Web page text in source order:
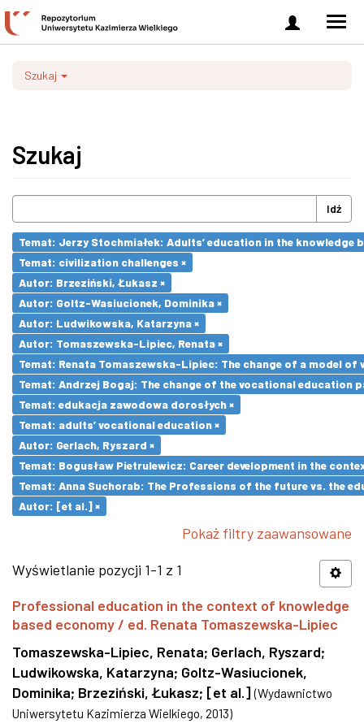
Zaloguj
się
Szukaj
Szukaj
Idź
Temat: Jerzy Stochmiałek: Adults’ education in the knowledge
Temat: civilization challenges ×
Autor: Brzeziński, Łukasz ×
Autor: Goltz-Wasiucionek, Dominika ×
Autor: Ludwikowska, Katarzyna ×
Autor: Tomaszewska-Lipiec, Renata ×
Temat: Renata Tomaszewska-Lipiec: The change of a model
Temat: Andrzej Bogaj: The change of the vocational education
Temat: edukacja zawodowa dorosłych ×
Temat: adults’ vocational education ×
Autor: Gerlach, Ryszard ×
Temat: Bogusław Pietrulewicz: Career development in the
Temat: Anna Suchorab: The Professions of the future vs. the
Autor: [et al.] ×
Pokaż filtry zaawansowane
Wyświetlanie pozycji 1-1 z 1
Professional education in the context of knowledge
based economy / ed. Renata Tomaszewska-Lipiec
Tomaszewska-Lipiec, Renata; Gerlach, Ryszard;
Ludwikowska, Katarzyna; Goltz-Wasiucionek,
Dominika; Brzeziński, Łukasz; [et al.] (Wydawnictwo
Uniwersytetu Kazimierza Wielkiego, 2013)